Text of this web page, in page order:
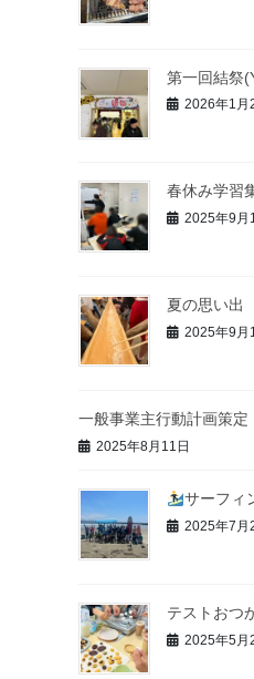
第一回結祭
2026年1月
春休み学習
2025年9月
夏の思い出
2025年9月
一般事業主行動計画策定
2025年8月11日
サーフィ
2025年7月
テストおつ
2025年5月